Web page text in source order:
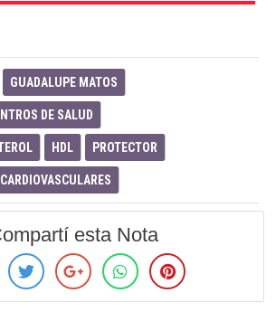
GUADALUPE MATOS
DE SALUD
HDL PROTECTOR
CARDIOVASCULARES
esta Nota